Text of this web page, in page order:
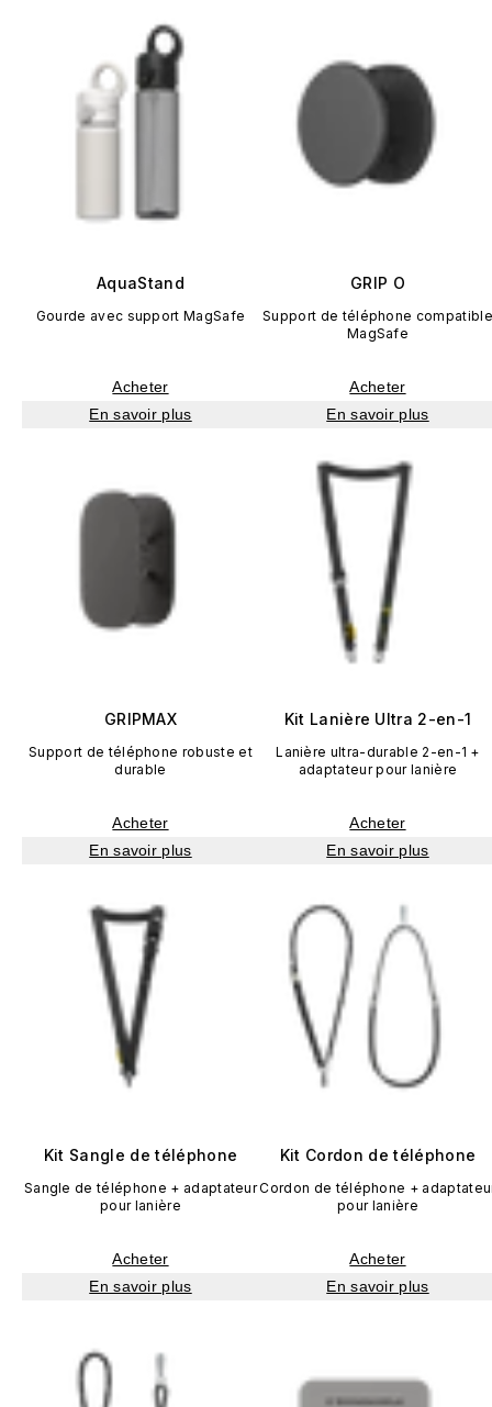
AquaStand
Gourde avec support MagSafe
Acheter
En savoir plus
GRIP O
Support de téléphone compatible
MagSafe
Acheter
En savoir plus
GRIPMAX
Support de téléphone robuste et
durable
Acheter
En savoir plus
Kit Lanière Ultra 2-en-1
Lanière ultra-durable 2-en-1 +
adaptateur pour lanière
Acheter
En savoir plus
Kit Sangle de téléphone
Sangle de téléphone + adaptateur
pour lanière
Acheter
En savoir plus
Kit Cordon de téléphone
Cordon de téléphone +
pour lanière
Acheter
En savoir plus